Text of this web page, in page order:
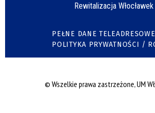
Rewitalizacja Włocławek
PEŁNE DANE
POLITYKA PRYWATNOŚCI /
© Wszelkie prawa zastrzeżone, UM